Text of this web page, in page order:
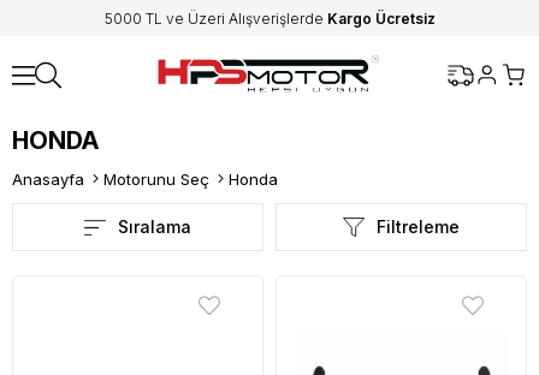
5000 TL ve Üzeri Alışverişlerde Kargo Ücretsiz
HONDA
Anasayfa Motorunu Seç Honda
Filtreleme
Sıralama